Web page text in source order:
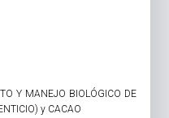
Y MANEJO BIOLÓGICO DE
y CACAO